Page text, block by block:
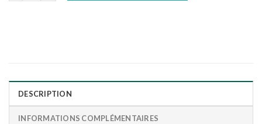
DESCRIPTION
INFORMATIONS COMPLÉMENTAIRES